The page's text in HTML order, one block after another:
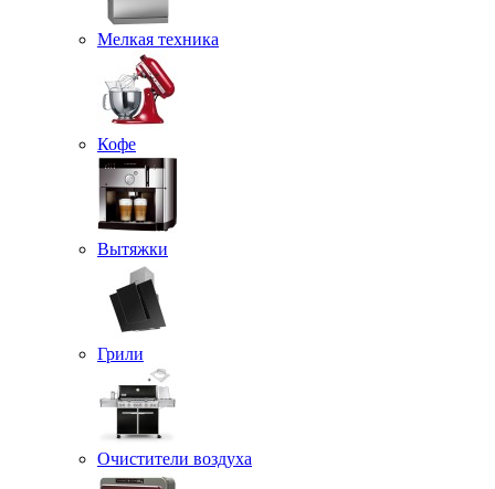
Мелкая техника
Кофе
Вытяжки
Грили
Очистители воздуха